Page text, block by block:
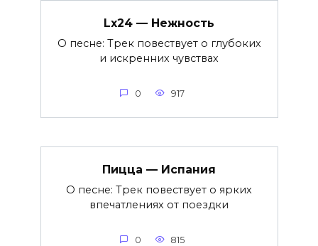
Lx24 — Нежность
О песне: Трек повествует о глубоких
и искренних чувствах
0 917
Пицца — Испания
О песне: Трек повествует о ярких
впечатлениях от поездки
0 815